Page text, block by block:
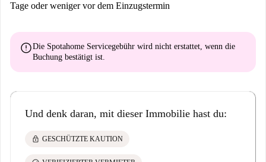
Tage oder weniger vor dem Einzugstermin
errorDie Spotahome Servicegebühr wird nicht erstattet, wenn die
Buchung bestätigt ist.
Und denk daran, mit dieser Immobilie hast du:
lock GESCHÜTZTE KAUTION